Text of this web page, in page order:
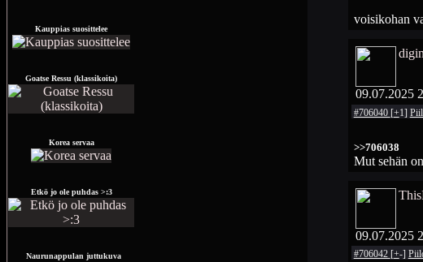
Kauppias suosittelee
Goatse Ressu (klassikoita)
Korea servaa
Etkö jo ole puhdas >:3
Naurunappulan juttukuva
voisikohan
09.07.2025
#706040 [+1]
>>706038
Mut sehän
09.07.2025
#706042 [+-]